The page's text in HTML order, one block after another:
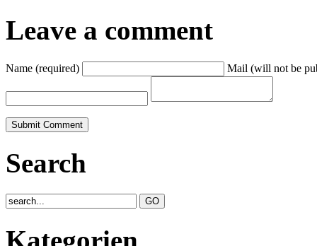
Leave a comment
Name (required) Mail (will not be
Search
Kategorien